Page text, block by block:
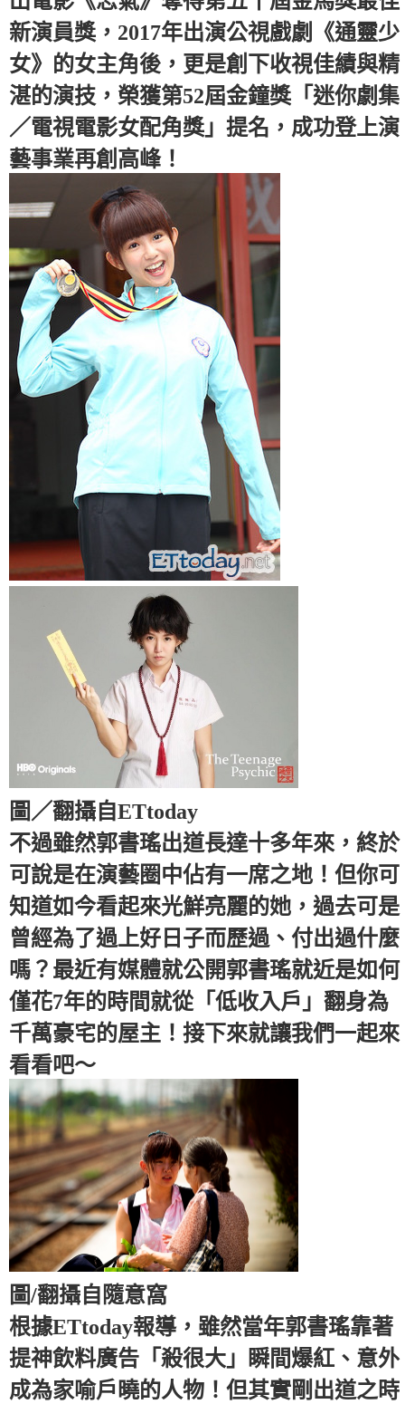
新演員獎，2017年出演公視戲劇《通靈少
女》的女主角後，更是創下收視佳績與精
湛的演技，榮獲第52屆金鐘獎「迷你劇集
／電視電影女配角獎」提名，成功登上演
藝事業再創高峰！
圖／翻攝自ETtoday
不過雖然郭書瑤出道長達十多年來，終於
可說是在演藝圈中佔有一席之地！但你可
知道如今看起來光鮮亮麗的她，過去可是
曾經為了過上好日子而歷過、付出過什麼
嗎？最近有媒體就公開郭書瑤就近是如何
僅花7年的時間就從「低收入戶」翻身為
千萬豪宅的屋主！接下來就讓我們一起來
看看吧～
圖/翻攝自隨意窩
根據ETtoday報導，雖然當年郭書瑤靠著
提神飲料廣告「殺很大」瞬間爆紅、意外
成為家喻戶曉的人物！但其實剛出道之時